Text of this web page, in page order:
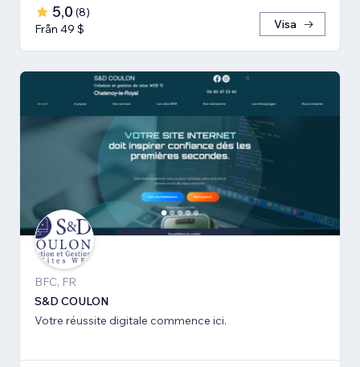
5,0 (8)
Från 49 $
Visa
BFC, FR
S&D COULON
Votre réussite digitale commence ici.